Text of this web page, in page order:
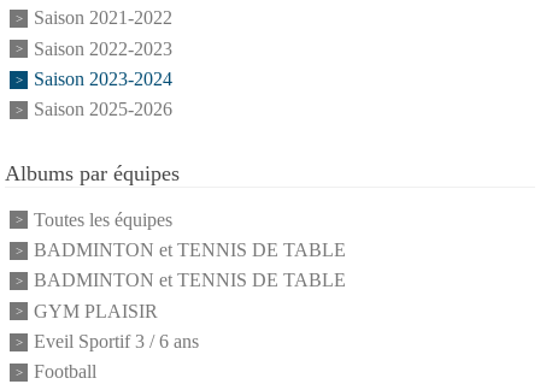
Saison 2021-2022
Saison 2022-2023
Saison 2023-2024
Saison 2025-2026
Albums par équipes
Toutes les équipes
BADMINTON et TENNIS DE TABLE
BADMINTON et TENNIS DE TABLE
GYM PLAISIR
Eveil Sportif 3 / 6 ans
Football